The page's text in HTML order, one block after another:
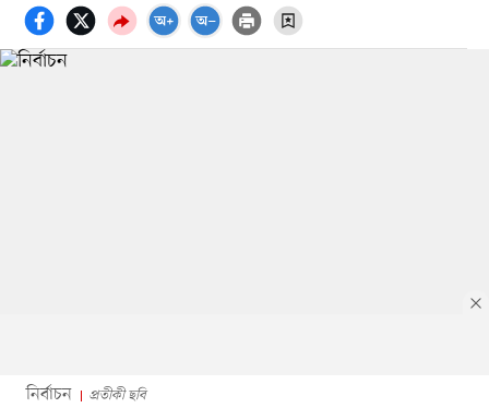
নির্বাচন প্রতীকী ছবি